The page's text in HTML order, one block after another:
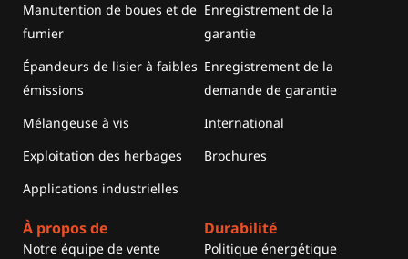
Manutention de boues et de
fumier
Épandeurs de lisier à faibles
émissions
Mélangeuse à vis
Exploitation des herbages
Applications industrielles
Enregistrement de la
garantie
Enregistrement de la
demande de garantie
International
Brochures
À propos de
Notre équipe de vente
Durabilité
Politique énergétique